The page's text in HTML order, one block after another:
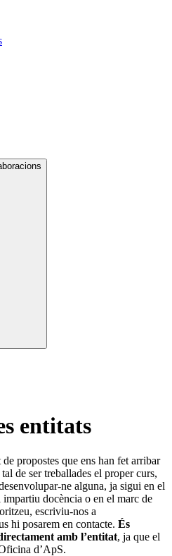
entitats
propostes que ens han fet arribar
de ser treballades el proper curs,
ne alguna, ja sigui en el
docència o en el marc de
escriviu-nos a
hi posarem en contacte. És
amb l’entitat, ja que el
d’ApS.